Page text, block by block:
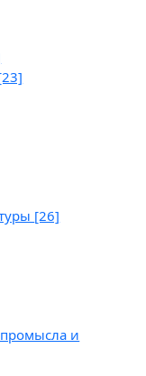
[26]
и